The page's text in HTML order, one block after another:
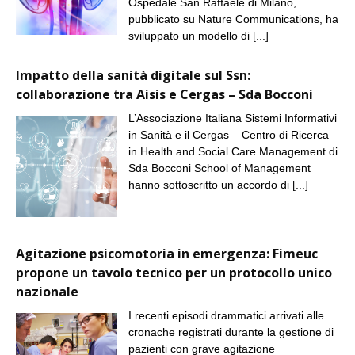
Ospedale San Raffaele di Milano,
pubblicato su Nature Communications, ha
sviluppato un modello di [...]
Impatto della sanità digitale sul Ssn:
collaborazione tra Aisis e Cergas – Sda Bocconi
L’Associazione Italiana Sistemi Informativi
in Sanità e il Cergas – Centro di Ricerca
in Health and Social Care Management di
Sda Bocconi School of Management
hanno sottoscritto un accordo di [...]
Agitazione psicomotoria in emergenza: Fimeuc
propone un tavolo tecnico per un protocollo unico
nazionale
I recenti episodi drammatici arrivati alle
cronache registrati durante la gestione di
pazienti con grave agitazione